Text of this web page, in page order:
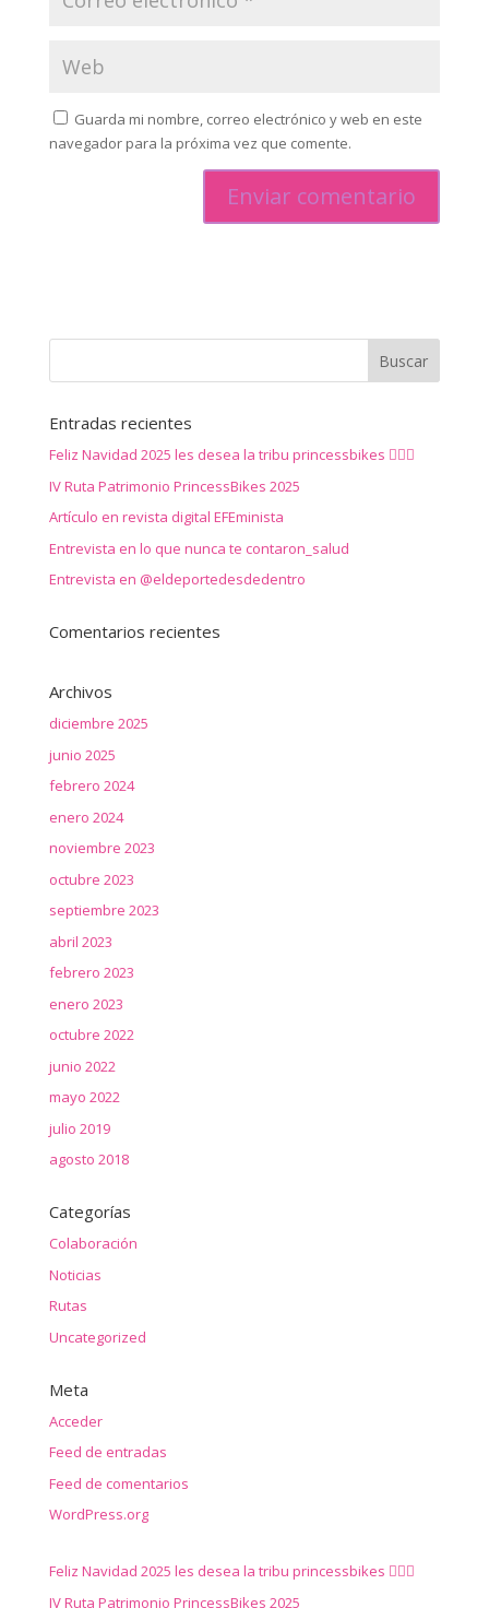
Guarda mi nombre, correo electrónico y web en este
navegador para la próxima vez que comente.
Entradas recientes
Feliz Navidad 2025 les desea la tribu princessbikes 🚴‍♀️✨
IV Ruta Patrimonio PrincessBikes 2025
Artículo en revista digital EFEminista
Entrevista en lo que nunca te contaron_salud
Entrevista en @eldeportedesdedentro
Comentarios recientes
Archivos
diciembre 2025
junio 2025
febrero 2024
enero 2024
noviembre 2023
octubre 2023
septiembre 2023
abril 2023
febrero 2023
enero 2023
octubre 2022
junio 2022
mayo 2022
julio 2019
agosto 2018
Categorías
Colaboración
Noticias
Rutas
Uncategorized
Meta
Acceder
Feed de entradas
Feed de comentarios
WordPress.org
Feliz Navidad 2025 les desea la tribu princessbikes 🚴‍♀️✨
IV Ruta Patrimonio PrincessBikes 2025